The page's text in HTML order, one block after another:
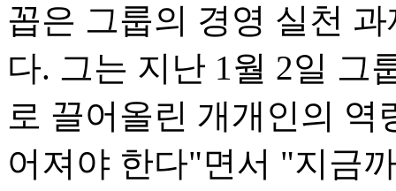
꼽은 그룹의 경영 실천
다. 그는 지난 1월 2일 그
로 끌어올린 개개인의 역
어져야 한다"면서 "지금